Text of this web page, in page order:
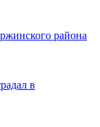
района
в